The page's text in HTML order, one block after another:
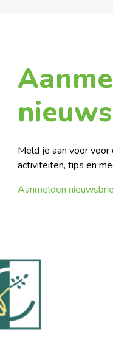
Meld je aan voor voor
activiteiten, tips en
Aanmelden